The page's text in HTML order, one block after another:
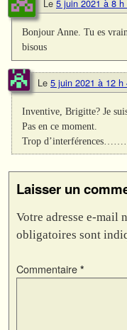
Le 5 juin 2021 à 8
Bonjour Anne. Tu es
bisous
Le 5 juin 2021 à 12 h
Inventive, Brigitte? Je
Pas en ce moment.
Trop
Laisser un
Votre adresse e-mail
obligatoires sont
Commentaire *